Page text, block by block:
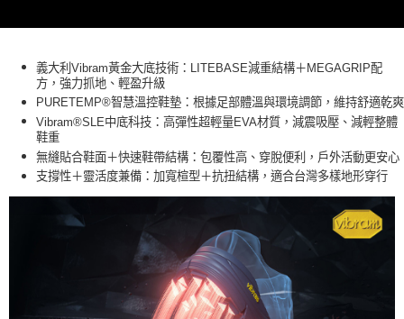
義大利Vibram黃金大底技術：LITEBASE減重結構＋MEGAGRIP配
方，強力抓地、輕盈升級
PURETEMP®智慧溫控鞋墊：根據足部體溫與環境調節，維持舒適乾爽
Vibram®SLE中底科技：高彈性超輕量EVA材質，減震吸壓、減輕整體
鞋重
無縫貼合鞋面＋快速鞋帶結構：包覆性高、穿脫便利，戶外活動更安心
支撐性＋靈活度兼備：加寬楦型＋抗扭結構，適合台灣多樣地形穿行